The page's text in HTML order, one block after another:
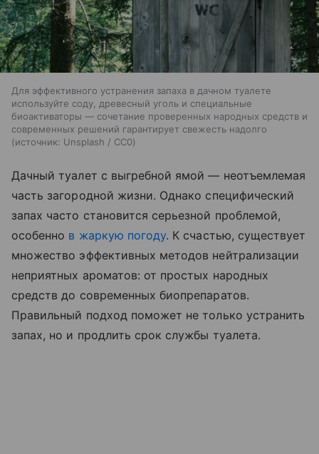
Для эффективного устранения запаха в дачном туалете
используйте соду, древесный уголь и специальные
биоактиваторы — сочетание проверенных народных средств и
современных решений гарантирует свежесть надолго
источник: Unsplash / CC0
Дачный туалет с выгребной ямой — неотъемлемая
часть загородной жизни. Однако специфический
запах часто становится серьезной проблемой,
особенно в жаркую погоду. К счастью, существует
множество эффективных методов нейтрализации
неприятных ароматов: от простых народных
средств до современных биопрепаратов.
Правильный подход поможет не только устранить
запах, но и продлить срок службы туалета.